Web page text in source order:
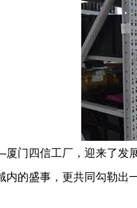
门四信工厂，迎来了
的盛事，更共同勾勒出